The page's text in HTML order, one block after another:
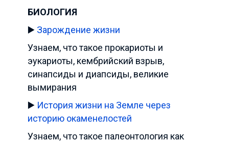
БИОЛОГИЯ
▶️ Зарождение жизни
Узнаем, что такое прокариоты и
эукариоты, кембрийский взрыв,
синапсиды и диапсиды, великие
вымирания
▶️ История жизни на Земле через
историю окаменелостей
Узнаем, что такое палеонтология как